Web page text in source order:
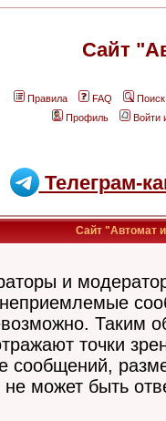
Сайт
Правила FAQ
Поиск
Профиль
Войти
Телеграм-
Сайт "Автомат и
и
неприемлемые
Таким
точки
сообщений,
может быть